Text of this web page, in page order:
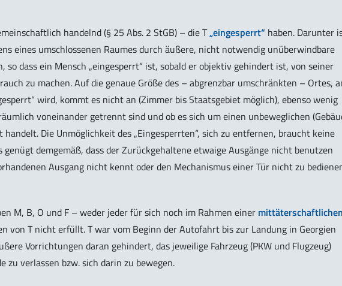
handelnd (§ 25 Abs. 2 StGB) – die T„eingesperrt“ haben. Darunter
eines umschlossenen Raumes durch äußere, nicht notwendig unüberwindbare
so dass ein Mensch „eingesperrt“ ist, sobald er objektiv gehindert ist, von seiner
zu machen. Auf die genaue Größe des – abgrenzbar umschränkten – Ortes,
wird, kommt es nicht an (Zimmer bis Staatsgebiet möglich), ebenso wenig
voneinander getrennt sind und ob es sich um einen unbeweglichen
handelt. Die Unmöglichkeit des „Eingesperrten“, sich zu entfernen, braucht keine
demgemäß, dass der Zurückgehaltene etwaige Ausgänge nicht benutzen
Ausgang nicht kennt oder den Mechanismus einer Tür nicht zu
M, B, O und F – weder jeder für sich noch im Rahmen einer
von T nicht erfüllt. T war vom Beginn der Autofahrt bis zur Landung in Georgien
Vorrichtungen daran gehindert, das jeweilige Fahrzeug (PKW und Flugzeug)
zu verlassen bzw. sich darin zu bewegen.